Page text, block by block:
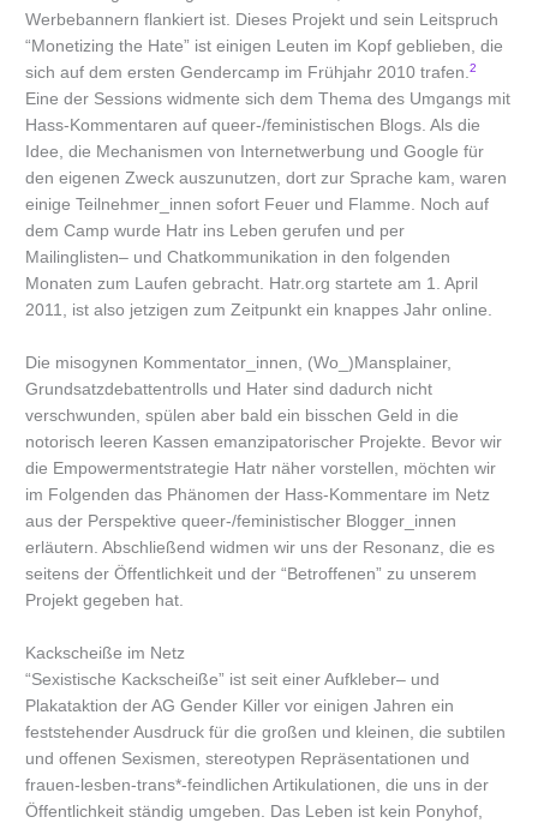
Werbebannern flankiert ist. Dieses Projekt und sein Leitspruch
“Monetizing the Hate” ist einigen Leuten im Kopf geblieben, die
sich auf dem ersten Gendercamp im Frühjahr 2010 trafen.2
Eine der Sessions widmente sich dem Thema des Umgangs mit
Hass-Kommentaren auf queer-/feministischen Blogs. Als die
Idee, die Mechanismen von Internetwerbung und Google für
den eigenen Zweck auszunutzen, dort zur Sprache kam, waren
einige Teilnehmer_innen sofort Feuer und Flamme. Noch auf
dem Camp wurde Hatr ins Leben gerufen und per
Mailinglisten– und Chatkommunikation in den folgenden
Monaten zum Laufen gebracht. Hatr.org startete am 1. April
2011, ist also jetzigen zum Zeitpunkt ein knappes Jahr online.
Die misogynen Kommentator_innen, (Wo_)Mansplainer,
Grundsatzdebattentrolls und Hater sind dadurch nicht
verschwunden, spülen aber bald ein bisschen Geld in die
notorisch leeren Kassen emanzipatorischer Projekte. Bevor wir
die Empowermentstrategie Hatr näher vorstellen, möchten wir
im Folgenden das Phänomen der Hass-Kommentare im Netz
aus der Perspektive queer-/feministischer Blogger_innen
erläutern. Abschließend widmen wir uns der Resonanz, die es
seitens der Öffentlichkeit und der “Betroffenen” zu unserem
Projekt gegeben hat.
Kackscheiße im Netz
“Sexistische Kackscheiße” ist seit einer Aufkleber– und
Plakataktion der AG Gender Killer vor einigen Jahren ein
feststehender Ausdruck für die großen und kleinen, die subtilen
und offenen Sexismen, stereotypen Repräsentationen und
frauen-lesben-trans*-feindlichen Artikulationen, die uns in der
Öffentlichkeit ständig umgeben. Das Leben ist kein Ponyhof,